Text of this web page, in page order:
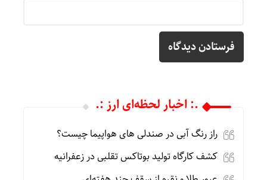
.: اخبار لحظه‌ای ارز :.
راز رنگ آبی در صندلی های هواپیما چیست؟
کشف کارگاه تولید بوتاکس تقلبی در زعفرانیه